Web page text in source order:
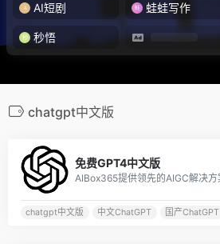
AI短剧 蛙蛙写作
秒悟
chatgpt中文版
免费GPT4中文版
chatgpt中文版 中文ChatGPT 国产ChatGPT